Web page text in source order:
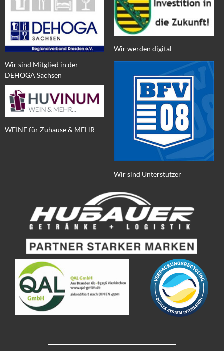
Wir sind Mitglied in der
DEHOGA Sachsen
WEINE für Zuhause & MEHR
Wir werden digital
Wir sind Unterstützer